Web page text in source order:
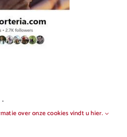
over onze cookies vindt u hier.